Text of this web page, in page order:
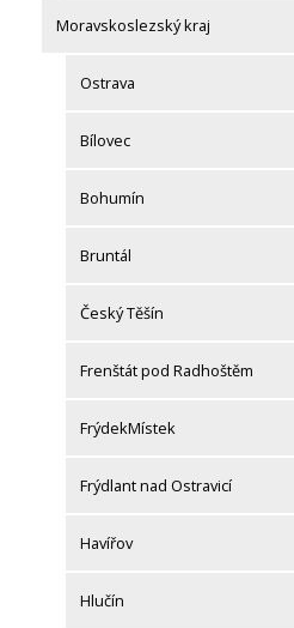
Moravskoslezský kraj
Ostrava
Bílovec
Bohumín
Bruntál
Český Těšín
Frenštát pod Radhoštěm
FrýdekMístek
Frýdlant nad Ostravicí
Havířov
Hlučín